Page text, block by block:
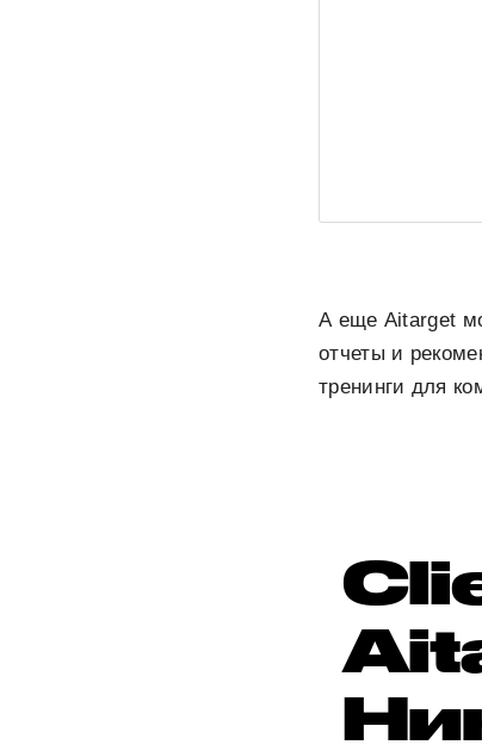
А еще Aitarget
отчеты и
тренинги для